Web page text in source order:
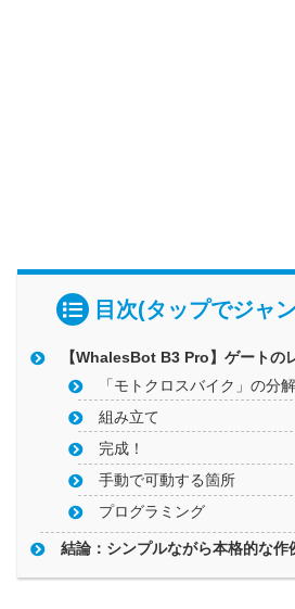
目次(タップでジャ
【WhalesBot B3 Pro】ゲートの
「モトクロスバイク」の分解
組み立て
完成！
手動で可動する箇所
プログラミング
結論：シンプルながら本格的な作